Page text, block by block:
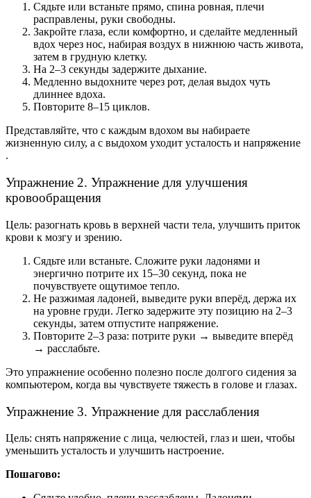
Сядьте или встаньте прямо, спина ровная, плечи
расправлены, руки свободны.
Закройте глаза, если комфортно, и сделайте медленный
вдох через нос, набирая воздух в нижнюю часть живота,
затем в грудную клетку.
На 2–3 секунды задержите дыхание.
Медленно выдохните через рот, делая выдох чуть
длиннее вдоха.
Повторите 8–15 циклов.
Представляйте, что с каждым вдохом вы набираете
жизненную силу, а с выдохом уходит усталость и напряжение
.
Упражнение 2. Упражнение для улучшения
кровообращения
Цель: разогнать кровь в верхней части тела, улучшить приток
крови к мозгу и зрению.
Сядьте или встаньте. Сложите руки ладонями и
энергично потрите их 15–30 секунд, пока не
почувствуете ощутимое тепло.
Не разжимая ладоней, выведите руки вперёд, держа их
на уровне груди. Легко задержите эту позицию на 2–3
секунды, затем отпустите напряжение.
Повторите 2–3 раза: потрите руки → выведите вперёд
→ расслабьте.
Это упражнение особенно полезно после долгого сидения за
компьютером, когда вы чувствуете тяжесть в голове и глазах.
Упражнение 3. Упражнение для расслабления
Цель: снять напряжение с лица, челюстей, глаз и шеи, чтобы
уменьшить усталость и улучшить настроение.
Пошагово: